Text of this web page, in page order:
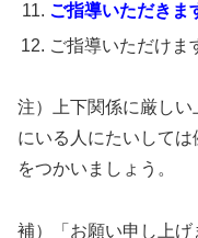
ご指導いただきま
ご指導いただけま
注）上下関係に厳し
にいる人にたいして
をつかいましょう。
補）「お願い申し上げ